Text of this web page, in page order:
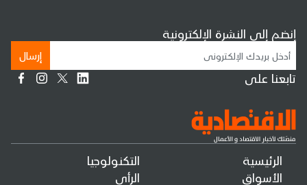
الرئيسية
الأسواق
التكنولوجيا
الرأي
إنضم إلى النشرة الإلكترونية
إرسال
تابعنا على